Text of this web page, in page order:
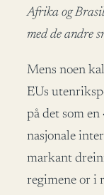
Afrika og Brasil
med de andre
Mens noen
EUs
på det som
nasjonale
markant
regimene or i